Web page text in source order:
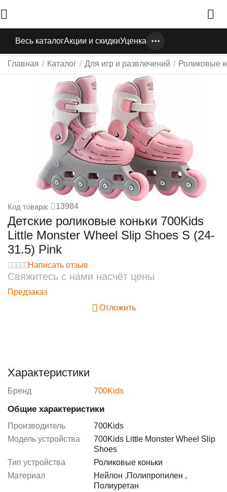
Весь каталогАкции и скидкиУценка
Главная / Каталог / Для игр и развлечений / Роликовые
Код товара: 13984
Детские роликовые коньки 700Kids
Little Monster Wheel Slip Shoes S (24-
31.5) Pink
Написать отзыв
Свяжитесь с нами насчёт цены
Предзаказ
Отложить
Характеристики
Бренд 700Kids
Общие характеристики
Производитель
700Kids
Модель устройства
700Kids Little Monster Wheel Slip
Shoes
Тип устройства
Роликовые коньки
Материал
Нейлон ,Полипропилен ,
Полиуретан